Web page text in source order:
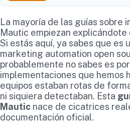
La mayoría de las guías sobre
Mautic empiezan explicándote
Si estás aquí, ya sabes que es
marketing automation open
probablemente no sabes es
implementaciones que hemos
equipos estaban rotas de
ni siquiera detectaban. Esta
Mautic nace de cicatrices
documentación oficial.